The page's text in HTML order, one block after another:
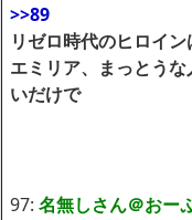
>>89
リゼロ時代のヒロイ
エミリア、まっとう
いだけで
97: 名無しさん＠おー